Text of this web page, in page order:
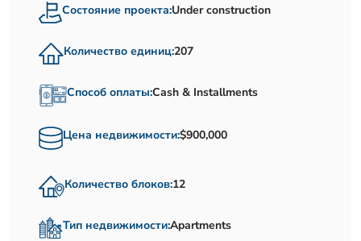
Состояние проекта:Under construction
Количество единиц:207
Способ оплаты:Cash & Installments
Цена недвижимости:$900,000
Количество блоков:12
Тип недвижимости:Apartments